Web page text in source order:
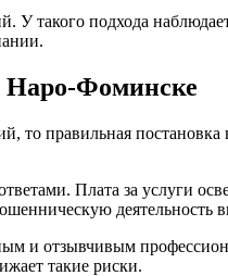
У такого подхода
Наро-Фоминске
то правильная
Плата за услуги
деятельность
и отзывчивым
такие риски.